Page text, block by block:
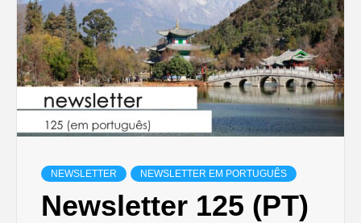
NEWSLETTER NEWSLETTER EM PORTUGUÊS
Newsletter 125 (PT)